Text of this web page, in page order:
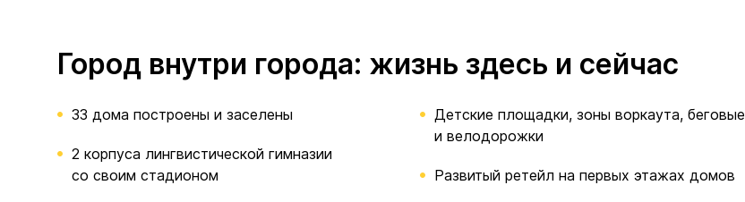
Город внутри города: жизнь здесь и сейчас
33 дома построены и заселены
2 корпуса лингвистической гимназии
со своим стадионом
Детские площадки, зоны воркаута, беговые
и велодорожки
Развитый ретейл на первых этажах домов